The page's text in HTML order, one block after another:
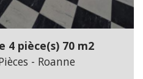
4 pièce(s) 70 m2
- Roanne